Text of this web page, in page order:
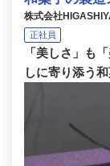
株式会社
正社員
「美しさ」も
しに寄り添う